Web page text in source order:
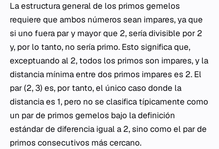
La estructura general de los primos gemelos
requiere que ambos números sean impares, ya que
si uno fuera par y mayor que 2, sería divisible por 2
y, por lo tanto, no sería primo. Esto significa que,
exceptuando al 2, todos los primos son impares, y la
distancia mínima entre dos primos impares es 2. El
par (2, 3) es, por tanto, el único caso donde la
distancia es 1, pero no se clasifica típicamente como
un par de primos gemelos bajo la definición
estándar de diferencia igual a 2, sino como el par de
primos consecutivos más cercano.